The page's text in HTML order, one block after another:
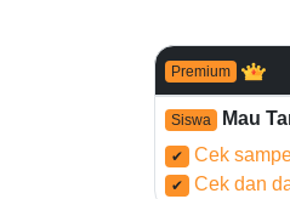
Premium
Siswa Mau
✔ Cek
✔ Cek dan